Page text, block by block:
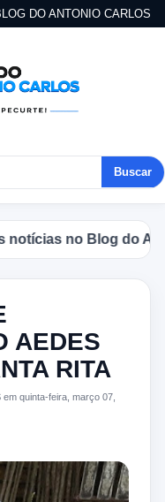
DO ANTONIO CARLOS
Buscar
no Blog do
AEDES
RITA
quinta-feira, março 07,